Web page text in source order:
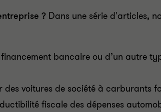
? Dans une série d'articles,
bancaire ou d’un autre
voitures de société à carburants
fiscale des dépenses